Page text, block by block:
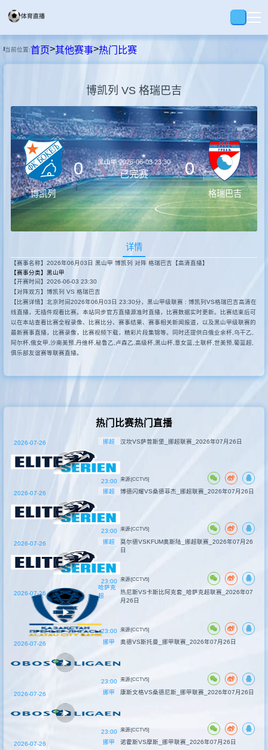
首页
足球
篮球
录播
集锦
速报
当前位置:首页>其他赛事>热门比赛
博凯列 VS 格瑞巴吉
博凯列
0 黑山甲2026-06-03 23:30
已完赛 0
格瑞巴吉
详情
【赛事名称】2026年06月03日 黑山甲 博凯列 对阵 格瑞巴吉【高清直播】
【赛事分类】 黑山甲
【开赛时间】2026-06-03 23:30
【对阵双方】博凯列 VS 格瑞巴吉
【比赛详情】北京时间2026年06月03日 23:30分，黑山甲级联赛 : 博凯列VS格瑞巴吉高清在
线直播，无插件观看比赛。本站同步官方直播源准时直播，比赛数据实时更新。比赛结束后可
以在本站查看比赛全程录像、比赛比分、赛事结果、赛事相关新闻报道，以及黑山甲级联赛的
最新赛事直播，比赛录像，比赛视频下载，精彩片段集锦等。同时还提供白俄业余杯,乌干乙,
阿尔杯,俄女甲,沙南美预,丹维杯,秘鲁乙,卢森乙,高级杯,黑山杯,意女篮,土联杯,世美预,葡篮超,
俱乐部友谊赛等联赛直播。
热门比赛热门直播
挪超
23:00
2026-07-26 汉坎VS萨普斯堡_挪超联赛_2026年07月26日
来源:[CCTV5]
挪超
23:00
2026-07-26 博德闪耀VS桑德菲杰_挪超联赛_2026年07月26日
来源:[CCTV5]
挪超
23:00
2026-07-26
莫尔德VSKFUM奥斯陆_挪超联赛_2026年07月26
日
来源:[CCTV5]
哈萨克
超
23:00
2026-07-26
热尼斯VS卡斯比阿克套_哈萨克超联赛_2026年07
月26日
来源:[CCTV5]
挪甲
23:00
2026-07-26 奥德VS斯托曼_挪甲联赛_2026年07月26日
来源:[CCTV5]
挪甲
23:00
2026-07-26 康斯文格VS桑德尼斯_挪甲联赛_2026年07月26日
来源:[CCTV5]
挪甲
2026-07-26 诺霍斯VS摩斯_挪甲联赛_2026年07月26日